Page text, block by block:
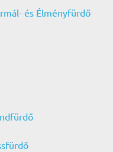
és Élményfürdő